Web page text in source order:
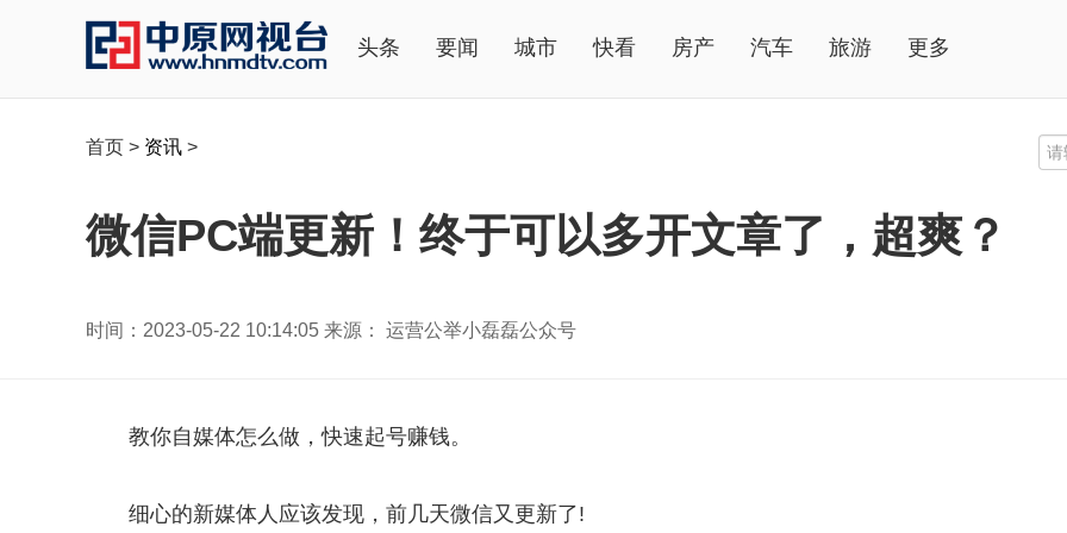
头条 要闻 城市 快看 房产 汽车 旅游 更多
首页 > 资讯 >
微信PC端更新！终于可以多开文章了，超爽？
时间：2023-05-22 10:14:05 来源： 运营公举小磊磊公众号
教你自媒体怎么做，快速起号赚钱。
细心的新媒体人应该发现，前几天微信又更新了!